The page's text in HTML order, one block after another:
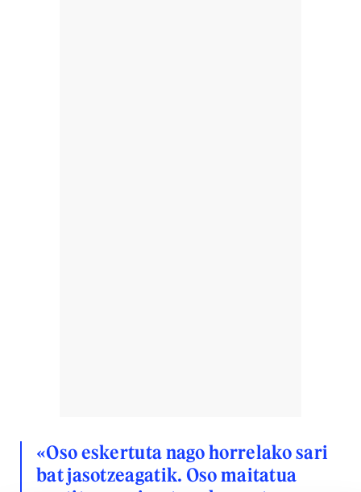
«Oso eskertuta nago horrelako sari
bat jasotzeagatik. Oso maitatua